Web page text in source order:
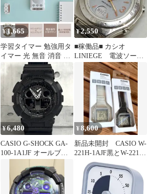
¥1,665
学習タイマー 勉強用タ
イマー 光 無音 消音 ア
ラーム切替機能付き カ
ウントアップダウン
¥2,550
■稼働品■ カシオ
LINIEGE 電波ソーラ
ー レディース腕時計
¥6,480
CASIO G-SHOCK GA-
100-1A1JF オールブラ
ック カシオ Gショック
【稼働／美品】管理
W130
¥8,600
新品未開封 CASIO W-
221H-1AJF黒とW-221H-
8AJF白の2本